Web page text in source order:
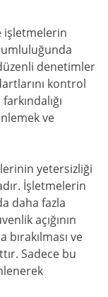
işletmelerin
denetimler
kontrol
ve
yetersizliği
İşletmelerin
daha fazla
açığının
ve
Sadece bu